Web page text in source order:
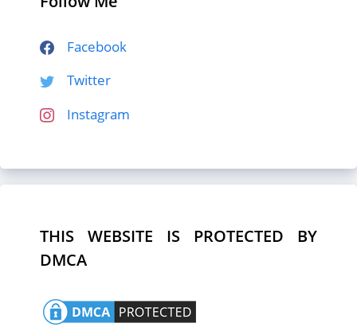
Facebook
Twitter
Instagram
THIS WEBSITE IS PROTECTED BY
DMCA